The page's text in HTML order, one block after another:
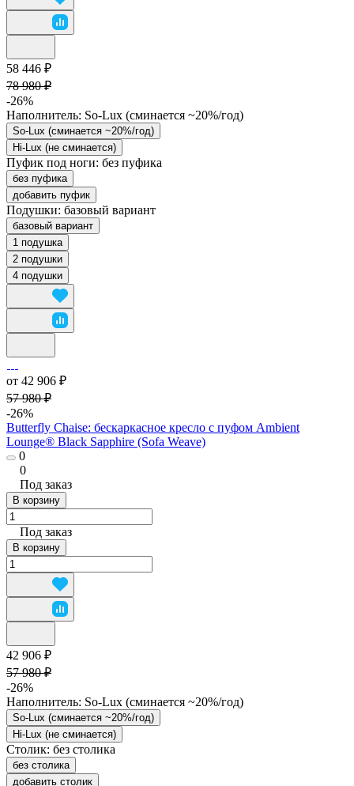
58 446 ₽
78 980 ₽
-26%
Наполнитель: So-Lux (cминается ~20%/год)
So-Lux (cминается ~20%/год)
Hi-Lux (не сминается)
Пуфик под ноги: без пуфика
без пуфика
добавить пуфик
Подушки: базовый вариант
базовый вариант
1 подушка
2 подушки
4 подушки
от 42 906 ₽
57 980 ₽
-26%
Butterfly Chaise: бескаркасное кресло с пуфом Ambient
Lounge® Black Sapphire (Sofa Weave)
0
0
Под заказ
В корзину
Под заказ
В корзину
42 906 ₽
57 980 ₽
-26%
Наполнитель: So-Lux (cминается ~20%/год)
So-Lux (cминается ~20%/год)
Hi-Lux (не сминается)
Столик: без столика
без столика
добавить столик